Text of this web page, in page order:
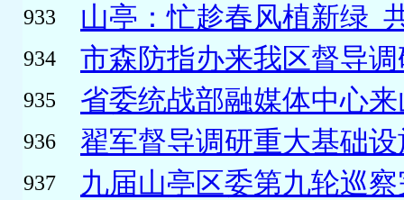
933 山亭：忙趁春风植新绿
934 市森防指办来我区督导
935 省委统战部融媒体中心
936 翟军督导调研重大基础
937 九届山亭区委第九轮巡